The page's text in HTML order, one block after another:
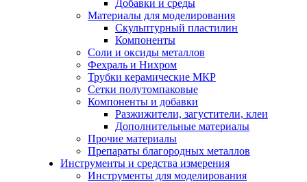
Добавки и среды
Материалы для моделирования
Скульптурный пластилин
Компоненты
Соли и оксиды металлов
Фехраль и Нихром
Трубки керамические МКР
Сетки полутомпаковые
Компоненты и добавки
Разжижители, загустители, клеи
Дополнительные материалы
Прочие материалы
Препараты благородных металлов
Инструменты и средства измерения
Инструменты для моделирования